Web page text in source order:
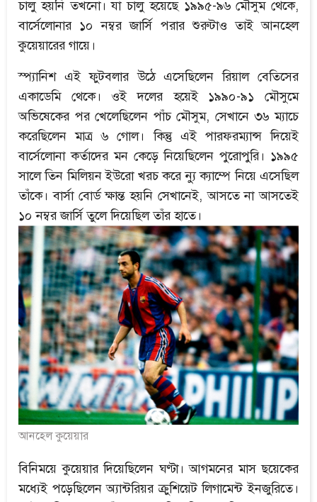
চালু হয়নি তখনো। যা চালু হয়েছে ১৯৯৫-৯৬ মৌসুম থেকে,
বার্সেলোনার ১০ নম্বর জার্সি পরার শুরুটাও তাই আনহেল
কুয়েয়ারের গায়ে।
স্প্যানিশ এই ফুটবলার উঠে এসেছিলেন রিয়াল বেতিসের
একাডেমি থেকে। ওই দলের হয়েই ১৯৯০-৯১ মৌসুমে
অভিষেকের পর খেলেছিলেন পাঁচ মৌসুম, সেখানে ৩৬ ম্যাচে
করেছিলেন মাত্র ৬ গোল। কিন্তু এই পারফরম্যান্স দিয়েই
বার্সেলোনা কর্তাদের মন কেড়ে নিয়েছিলেন পুরোপুরি। ১৯৯৫
সালে তিন মিলিয়ন ইউরো খরচ করে ন্যু ক্যাম্পে নিয়ে এসেছিল
তাঁকে। বার্সা বোর্ড ক্ষান্ত হয়নি সেখানেই, আসতে না আসতেই
১০ নম্বর জার্সি তুলে দিয়েছিল তাঁর হাতে।
আনহেল কুয়েয়ার
বিনিময়ে কুয়েয়ার দিয়েছিলেন ঘণ্টা। আগমনের মাস ছয়েকের
মধ্যেই পড়েছিলেন অ্যান্টরিয়র ক্রুশিয়েট লিগামেন্ট ইনজুরিতে।